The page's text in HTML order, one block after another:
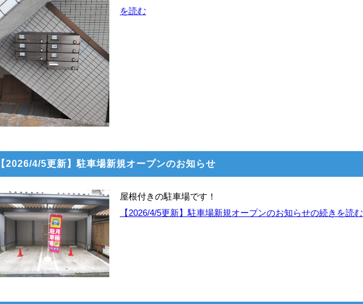
を読む
【2026/4/5更新】駐車場新規オープンのお知らせ
屋根付きの駐車場です！
【2026/4/5更新】駐車場新規オープンのお知らせの続きを読む